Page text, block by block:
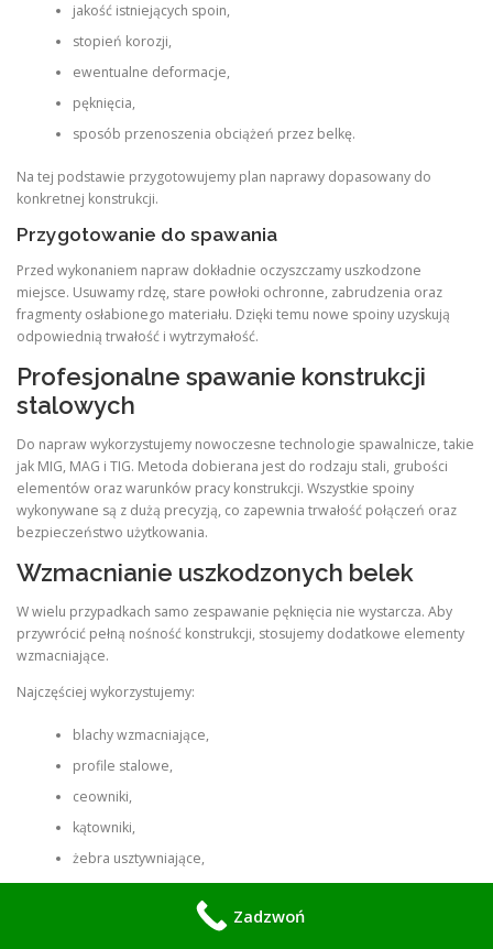
jakość istniejących spoin,
stopień korozji,
ewentualne deformacje,
pęknięcia,
sposób przenoszenia obciążeń przez belkę.
Na tej podstawie przygotowujemy plan naprawy dopasowany do
konkretnej konstrukcji.
Przygotowanie do spawania
Przed wykonaniem napraw dokładnie oczyszczamy uszkodzone
miejsce. Usuwamy rdzę, stare powłoki ochronne, zabrudzenia oraz
fragmenty osłabionego materiału. Dzięki temu nowe spoiny uzyskują
odpowiednią trwałość i wytrzymałość.
Profesjonalne spawanie konstrukcji
stalowych
Do napraw wykorzystujemy nowoczesne technologie spawalnicze, takie
jak MIG, MAG i TIG. Metoda dobierana jest do rodzaju stali, grubości
elementów oraz warunków pracy konstrukcji. Wszystkie spoiny
wykonywane są z dużą precyzją, co zapewnia trwałość połączeń oraz
bezpieczeństwo użytkowania.
Wzmacnianie uszkodzonych belek
W wielu przypadkach samo zespawanie pęknięcia nie wystarcza. Aby
przywrócić pełną nośność konstrukcji, stosujemy dodatkowe elementy
wzmacniające.
Najczęściej wykorzystujemy:
blachy wzmacniające,
profile stalowe,
ceowniki,
kątowniki,
żebra usztywniające,
dodatkowe elementy nośne wykonywane na wymiar.
Takie rozwiązania pozwalają równomiernie rozłożyć obciążenia oraz
Zadzwoń